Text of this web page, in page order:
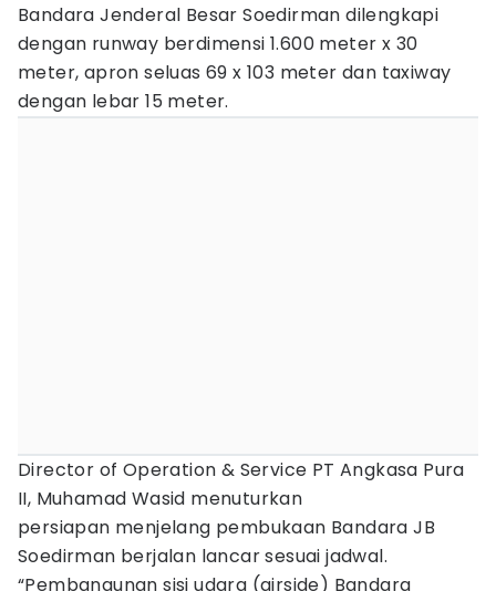
Bandara Jenderal Besar Soedirman dilengkapi
dengan runway berdimensi 1.600 meter x 30
meter, apron seluas 69 x 103 meter dan taxiway
dengan lebar 15 meter.
Director of Operation & Service PT Angkasa Pura
II, Muhamad Wasid menuturkan
persiapan menjelang pembukaan Bandara JB
Soedirman berjalan lancar sesuai jadwal.
“Pembangunan sisi udara (airside) Bandara